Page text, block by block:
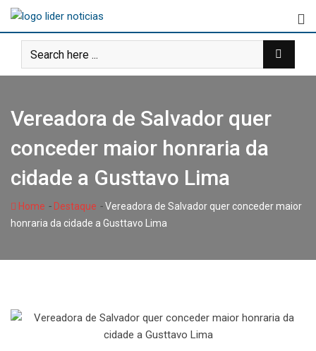
Skip
content
Vereadora de Salvador quer
conceder maior honraria da
cidade a Gusttavo Lima
Home - Destaque -Vereadora de Salvador quer conceder maior
honraria da cidade a Gusttavo Lima